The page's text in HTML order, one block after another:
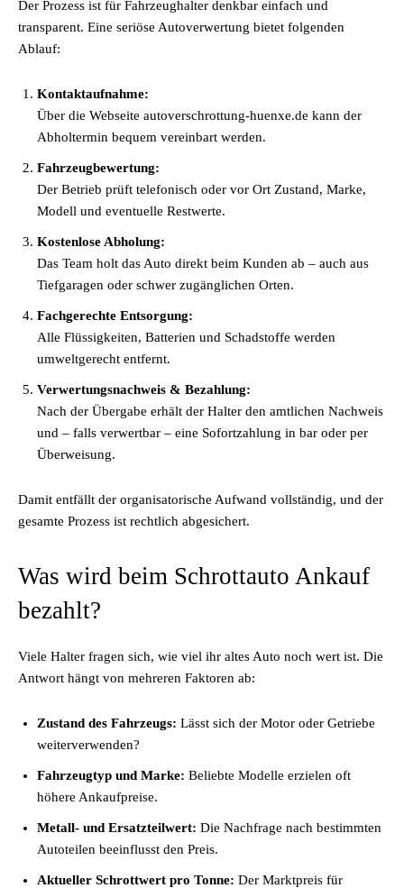
Der Prozess ist für Fahrzeughalter denkbar einfach und
transparent. Eine seriöse Autoverwertung bietet folgenden
Ablauf:
Kontaktaufnahme:
Über die Webseite autoverschrottung-huenxe.de kann der
Abholtermin bequem vereinbart werden.
Fahrzeugbewertung:
Der Betrieb prüft telefonisch oder vor Ort Zustand, Marke,
Modell und eventuelle Restwerte.
Kostenlose Abholung:
Das Team holt das Auto direkt beim Kunden ab – auch aus
Tiefgaragen oder schwer zugänglichen Orten.
Fachgerechte Entsorgung:
Alle Flüssigkeiten, Batterien und Schadstoffe werden
umweltgerecht entfernt.
Verwertungsnachweis & Bezahlung:
Nach der Übergabe erhält der Halter den amtlichen Nachweis
und – falls verwertbar – eine Sofortzahlung in bar oder per
Überweisung.
Damit entfällt der organisatorische Aufwand vollständig, und der
gesamte Prozess ist rechtlich abgesichert.
Was wird beim Schrottauto Ankauf
bezahlt?
Viele Halter fragen sich, wie viel ihr altes Auto noch wert ist. Die
Antwort hängt von mehreren Faktoren ab:
Zustand des Fahrzeugs: Lässt sich der Motor oder Getriebe
weiterverwenden?
Fahrzeugtyp und Marke: Beliebte Modelle erzielen oft
höhere Ankaufpreise.
Metall- und Ersatzteilwert: Die Nachfrage nach bestimmten
Autoteilen beeinflusst den Preis.
Aktueller Schrottwert pro Tonne: Der Marktpreis für